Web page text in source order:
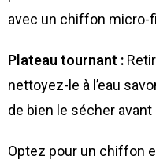
avec un chiffon micro-
Plateau tournant :
nettoyez-le à l’eau
de bien le sécher
Optez pour un chiffon